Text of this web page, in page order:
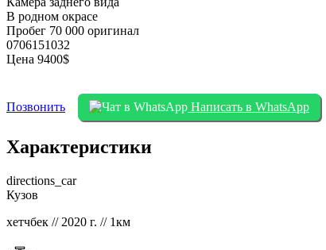
В родном окрасе
Пробег 70 000 оригинал
0706151032
Цена 9400$
Позвонить Написать в WhatsApp
Характеристики
directions_car
Кузов
хетчбек // 2020 г. // 1км